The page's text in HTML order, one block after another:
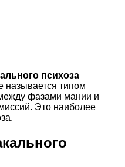
психоза
называется типом
фазами мании и
Это наиболее